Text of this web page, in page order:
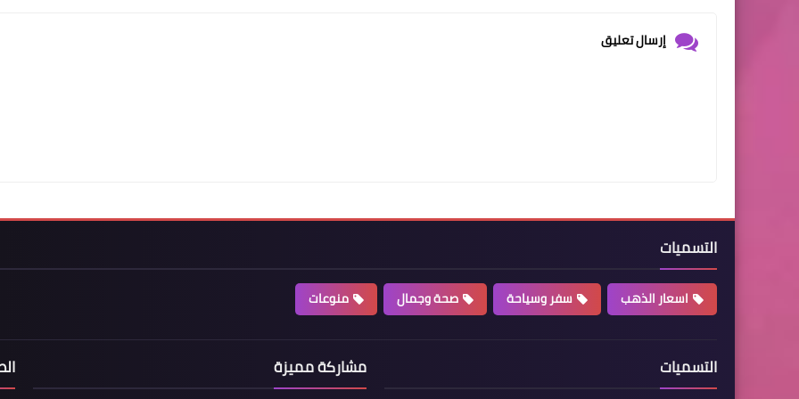
إرسال تعليق
التسميات
اسعار الذهب سفر وسياحة صحة وجمال منوعات
التسميات مشاركة مميزة